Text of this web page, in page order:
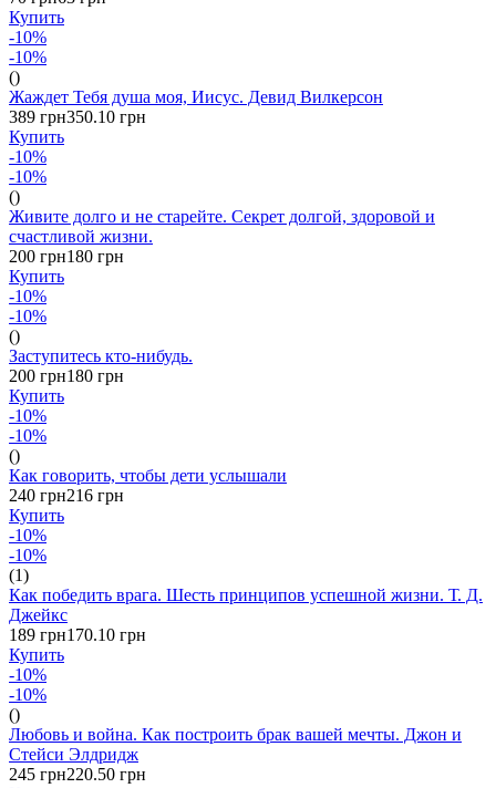
Купить
-10%
-10%
()
Жаждет Тебя душа моя, Иисус. Девид Вилкерсон
389 грн350.10 грн
Купить
-10%
-10%
()
Живите долго и не старейте. Секрет долгой, здоровой и
счастливой жизни.
200 грн180 грн
Купить
-10%
-10%
()
Заступитесь кто-нибудь.
200 грн180 грн
Купить
-10%
-10%
()
Как говорить, чтобы дети услышали
240 грн216 грн
Купить
-10%
-10%
(1)
Как победить врага. Шесть принципов успешной жизни. Т. Д.
Джейкс
189 грн170.10 грн
Купить
-10%
-10%
()
Любовь и война. Как построить брак вашей мечты. Джон и
Стейси Элдридж
245 грн220.50 грн